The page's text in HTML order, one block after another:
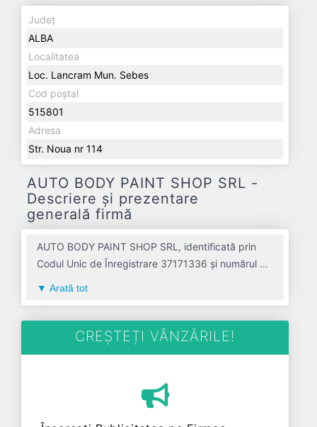
Județ
ALBA
Localitatea
Loc. Lancram Mun. Sebes
Cod poștal
515801
Adresa
Str. Noua nr 114
AUTO BODY PAINT SHOP SRL -
Descriere și prezentare
generală firmă
AUTO BODY PAINT SHOP SRL, identificată prin
Codul Unic de Înregistrare 37171336 și numărul de
sediul social poziționat în zona de Centru a țării, în
judetul ALBA, compania aduce o contribuție
PAINT SHOP SRL a fost fondată în anul 2017,
având o vechime de 9 ani. Conform ultimului bilanț,
Arată tot
CREȘTEȚI VÂNZĂRILE!